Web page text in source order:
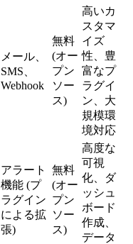
メール、
SMS、
Webhook
無料
(オー
プン
ソー
ス)
高いカ
スタマ
イズ
性、豊
富なプ
ラグイ
ン、大
規模環
境対応
アラート
機能 (プ
ラグイン
による拡
張)
無料
(オー
プン
ソー
ス)
高度な
可視
化、ダ
ッシュ
ボード
作成、
データ